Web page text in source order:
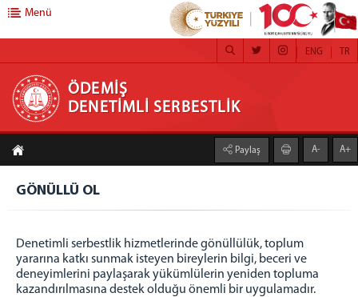
ÖDEMİŞ DENETİMLİ SERBESTLİK
DENETİMLİ SERBESTLİK
Misyon
FAALİYETLERİMİZ
Kamu Yararına Çalışma
Menü
ÖDEMİŞ
DENETİMLİ SERBESTLİK
TR
ENG
Paylaş A- A+
GÖNÜLLÜ OL
Denetimli serbestlik hizmetlerinde gönüllülük, toplum
yararına katkı sunmak isteyen bireylerin bilgi, beceri ve
deneyimlerini paylaşarak yükümlülerin yeniden topluma
kazandırılmasına destek olduğu önemli bir uygulamadır.